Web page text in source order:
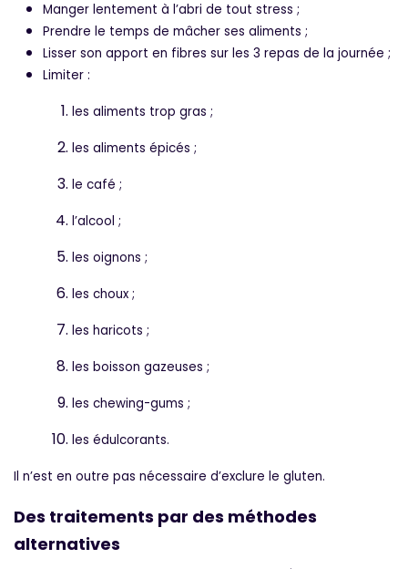
Manger lentement à l’abri de tout stress ;
Prendre le temps de mâcher ses aliments ;
Lisser son apport en fibres sur les 3 repas de la journée ;
Limiter :
les aliments trop gras ;
les aliments épicés ;
le café ;
l’alcool ;
les oignons ;
les choux ;
les haricots ;
les boisson gazeuses ;
les chewing-gums ;
les édulcorants.
Il n’est en outre pas nécessaire d’exclure le gluten.
Des traitements par des méthodes
alternatives